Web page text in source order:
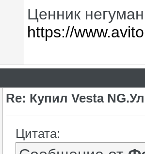
Ценник
https://
Re: Купил Vesta
Цитата: